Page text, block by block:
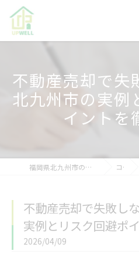
不動産売却で失
北九州市の実例
イントを
福岡県北九州市の不動産なら株式会社アップウェル コラム
不動産売却で失敗し
実例とリスク回避ポ
2026/04/09